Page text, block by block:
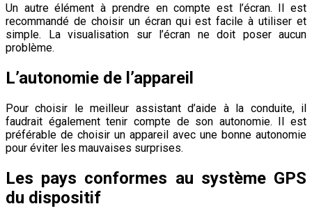
Un autre élément à prendre en compte est l’écran. Il est
recommandé de choisir un écran qui est facile à utiliser et
simple. La visualisation sur l’écran ne doit poser aucun
problème.
L’autonomie de l’appareil
Pour choisir le meilleur assistant d’aide à la conduite, il
faudrait également tenir compte de son autonomie. Il est
préférable de choisir un appareil avec une bonne autonomie
pour éviter les mauvaises surprises.
Les pays conformes au système GPS
du dispositif